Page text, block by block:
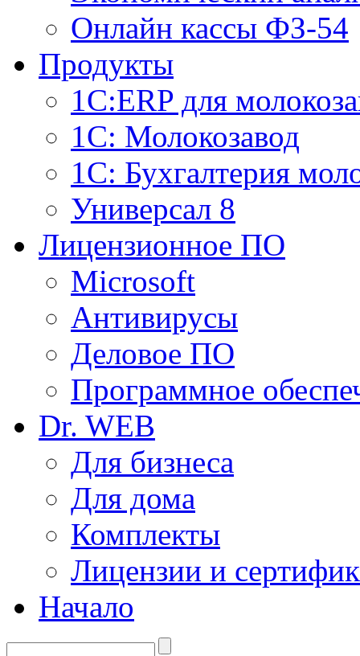
Онлайн кассы ФЗ-54
Продукты
1С:ERP для
1C: Молокозавод
1С: Бухгалтерия
Универсал 8
Лицензионное ПО
Microsoft
Антивирусы
Деловое ПО
Программное
Dr. WEB
Для бизнеса
Для дома
Комплекты
Лицензии и
Начало